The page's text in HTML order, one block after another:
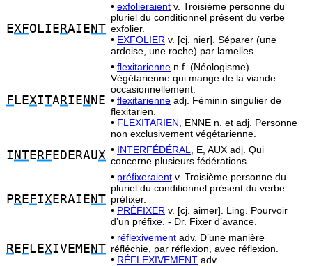
EXFOLIE RAIE NT
• exfolieraient v. Troisième personne du
pluriel du conditionnel présent du verbe
exfolier.
• EXFOLIER v. [cj. nier]. Séparer (une
ardoise, une roche) par lamelles.
F LEXITARIE N NE
• flexitarienne n.f. (Néologisme)
Végétarienne qui mange de la viande
occasionnellement.
• flexitarienne adj. Féminin singulier de
flexitarien.
• FLEXITARIEN,
ENNE n. et adj. Personne
non exclusivement végétarienne.
I NTE RF EDERAUX • INTERFÉDÉRAL,
E, AUX adj. Qui
concerne plusieurs fédérations.
P RE FIXERAIE NT
• préfixeraient v. Troisième personne du
pluriel du conditionnel présent du verbe
préfixer.
• PRÉFIXER v. [cj. aimer]. Ling. Pourvoir
d’un préfixe. - Dr. Fixer d’avance.
RE F LEXIVEME NT
• réflexivement adv. D’une manière
réfléchie, par réflexion, avec réflexion.
• RÉFLEXIVEMENT adv.